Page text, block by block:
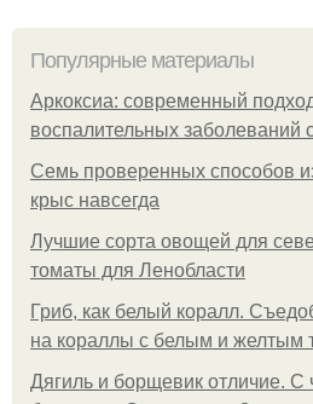
Популярные материалы
Аркоксиа: современный
воспалительных заболеваний
Семь проверенных способов
крыс навсегда
Лучшие сорта овощей для
томаты для Ленобласти
Гриб, как белый коралл.
на кораллы с белым и желтым
Дягиль и борщевик отличие. С